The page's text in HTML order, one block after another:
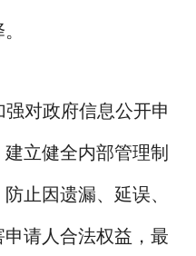
对政府信息公开申
立健全内部管理制
止因遗漏、延误、
请人合法权益，最